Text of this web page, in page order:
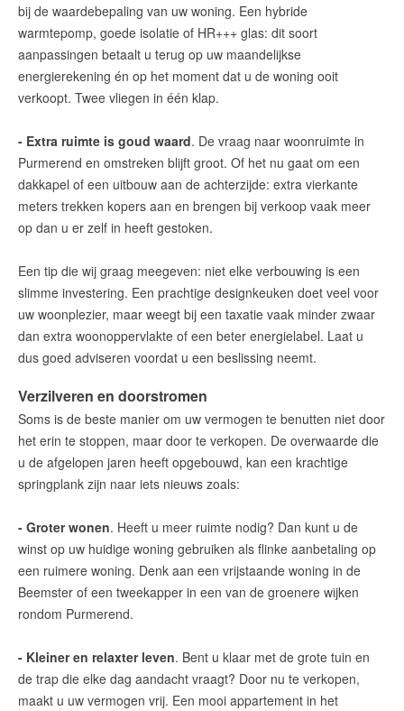
bij de waardebepaling van uw woning. Een hybride
warmtepomp, goede isolatie of HR+++ glas: dit soort
aanpassingen betaalt u terug op uw maandelijkse
energierekening én op het moment dat u de woning ooit
verkoopt. Twee vliegen in één klap.
- Extra ruimte is goud waard. De vraag naar woonruimte in
Purmerend en omstreken blijft groot. Of het nu gaat om een
dakkapel of een uitbouw aan de achterzijde: extra vierkante
meters trekken kopers aan en brengen bij verkoop vaak meer
op dan u er zelf in heeft gestoken.
Een tip die wij graag meegeven: niet elke verbouwing is een
slimme investering. Een prachtige designkeuken doet veel voor
uw woonplezier, maar weegt bij een taxatie vaak minder zwaar
dan extra woonoppervlakte of een beter energielabel. Laat u
dus goed adviseren voordat u een beslissing neemt.
Verzilveren en doorstromen
Soms is de beste manier om uw vermogen te benutten niet door
het erin te stoppen, maar door te verkopen. De overwaarde die
u de afgelopen jaren heeft opgebouwd, kan een krachtige
springplank zijn naar iets nieuws zoals:
- Groter wonen. Heeft u meer ruimte nodig? Dan kunt u de
winst op uw huidige woning gebruiken als flinke aanbetaling op
een ruimere woning. Denk aan een vrijstaande woning in de
Beemster of een tweekapper in een van de groenere wijken
rondom Purmerend.
- Kleiner en relaxter leven. Bent u klaar met de grote tuin en
de trap die elke dag aandacht vraagt? Door nu te verkopen,
maakt u uw vermogen vrij. Een mooi appartement in het